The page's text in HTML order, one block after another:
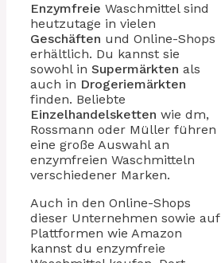
Enzymfreie Waschmittel sind
heutzutage in vielen
Geschäften und Online-Shops
erhältlich. Du kannst sie
sowohl in Supermärkten als
auch in Drogeriemärkten
finden. Beliebte
Einzelhandelsketten wie dm,
Rossmann oder Müller führen
eine große Auswahl an
enzymfreien Waschmitteln
verschiedener Marken.
Auch in den Online-Shops
dieser Unternehmen sowie auf
Plattformen wie Amazon
kannst du enzymfreie